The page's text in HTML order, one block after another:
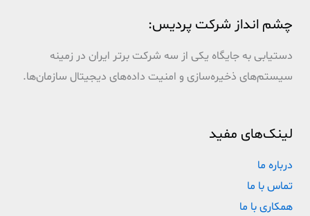
چشم انداز شرکت پردیس:
دستیابی به جایگاه یکی از سه شرکت برتر ایران در زمینه
سیستم‌های ذخیره‌سازی و امنیت داده‌های دیجیتال سازمان‌ها.
لینک‌های مفید
درباره ما
تماس با ما
همکاری با ما